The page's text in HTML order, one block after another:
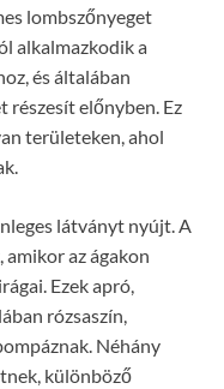
lombszőnyeget
alkalmazkodik a
és általában
részesít előnyben. Ez
területeken, ahol
látványt nyújt. A
amikor az ágakon
Ezek apró,
rózsaszín,
Néhány
különböző